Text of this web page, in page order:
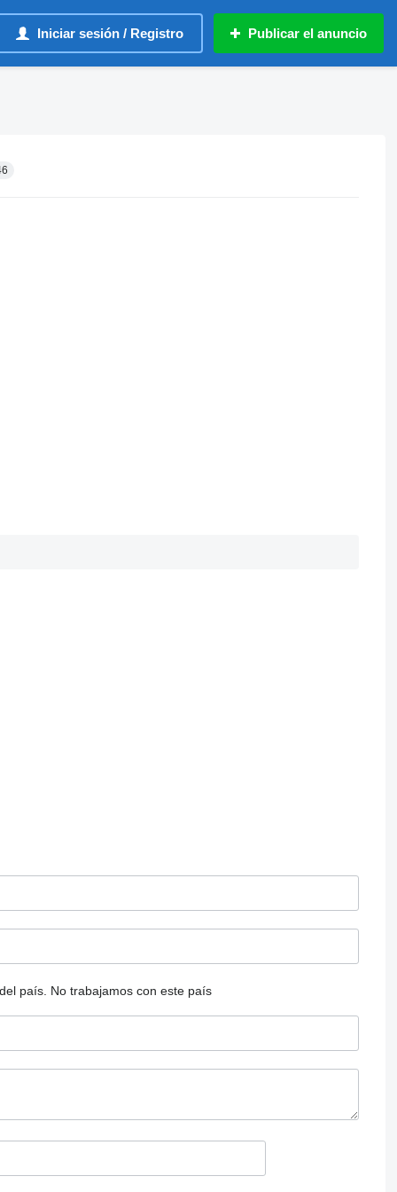
Iniciar sesión / Registro Publicar el anuncio
país. No trabajamos con este país